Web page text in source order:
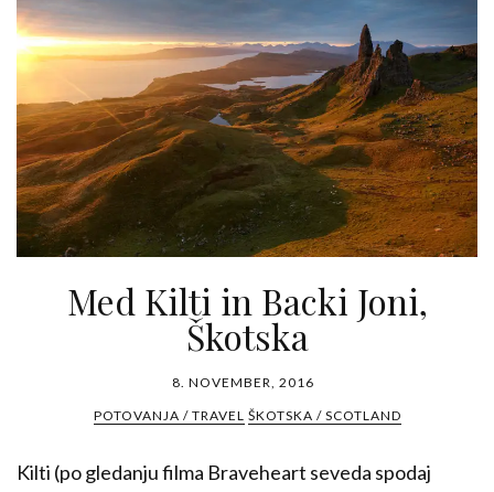
Med Kilti in Backi Joni,
Škotska
8. NOVEMBER, 2016
POTOVANJA / TRAVEL ŠKOTSKA / SCOTLAND
Kilti (po gledanju filma Braveheart seveda spodaj